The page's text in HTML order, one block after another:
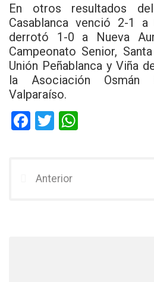
En otros resultados
Casablanca venció 2-1 a
derrotó 1-0 a Nueva
Campeonato Senior,
Unión Peñablanca y Viña
la Asociación
Valparaíso.
F
b
T
er
Anterior